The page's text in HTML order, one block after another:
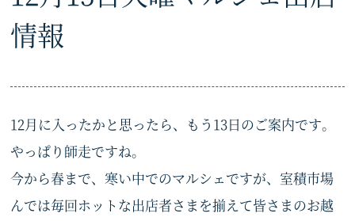
情報
12月に入ったかと思ったら、もう13日のご案内です。
やっぱり師走ですね。
今から春まで、寒い中でのマルシェですが、室積市場
んでは毎回ホットな出店者さまを揃えて皆さまのお越